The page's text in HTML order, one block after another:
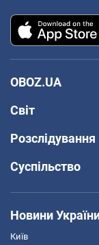
OBOZ.UA
Світ
Розслідування
Суспільство
Новини
Київ